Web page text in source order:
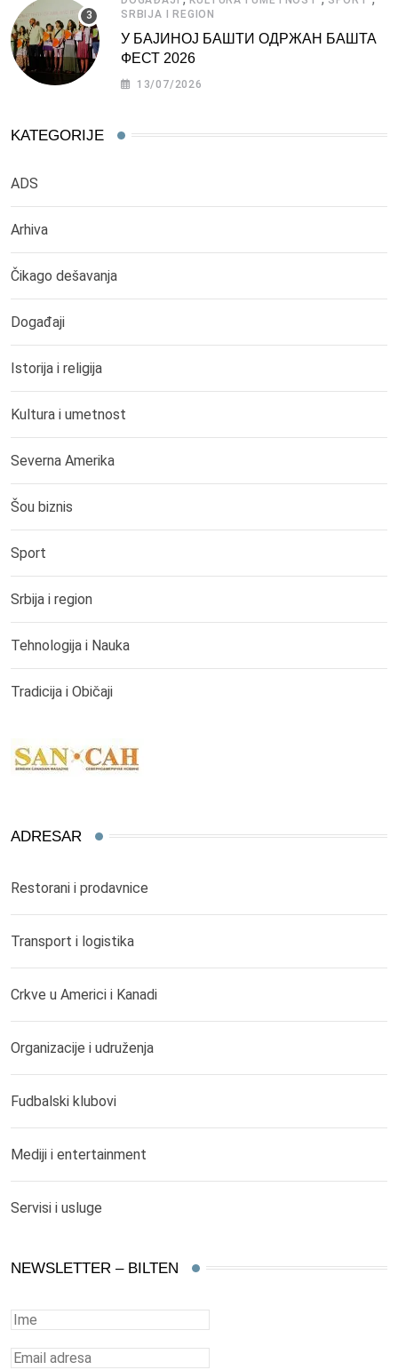
SRBIJA I REGION
У БАЈИНОЈ БАШТИ ОДРЖАН БАШТА
ФЕСТ 2026
13/07/2026
KATEGORIJE
ADS
Arhiva
Čikago dešavanja
Događaji
Istorija i religija
Kultura i umetnost
Severna Amerika
Šou biznis
Sport
Srbija i region
Tehnologija i Nauka
Tradicija i Običaji
ADRESAR
Restorani i prodavnice
Transport i logistika
Crkve u Americi i Kanadi
Organizacije i udruženja
Fudbalski klubovi
Mediji i entertainment
Servisi i usluge
NEWSLETTER – BILTEN